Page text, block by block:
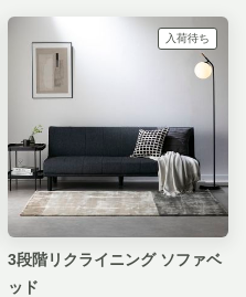
入荷待ち
3段階リクライニング ソファベ
ッド